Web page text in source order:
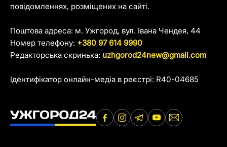
повідомленнях, розміщених на сайті.
Поштова адреса: м. Ужгород, вул. Івана Чендея, 44
Номер телефону: +380 97 614 9990
Редакторська скринька: uzhgorod24new@gmail.com
Ідентифікатор онлайн-медіа в реєстрі: R40-04685